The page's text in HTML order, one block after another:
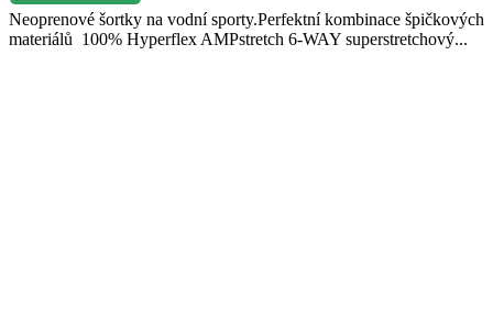
Neoprenové šortky na vodní sporty.Perfektní kombinace špičkových
materiálů 100% Hyperflex AMPstretch 6-WAY superstretchový...